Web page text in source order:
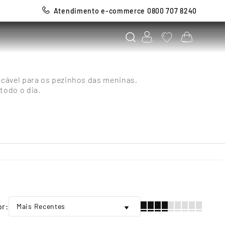
Atendimento e-commerce 0800 707 8240
para os pezinhos das meninas,
o dia.
Mais Recentes